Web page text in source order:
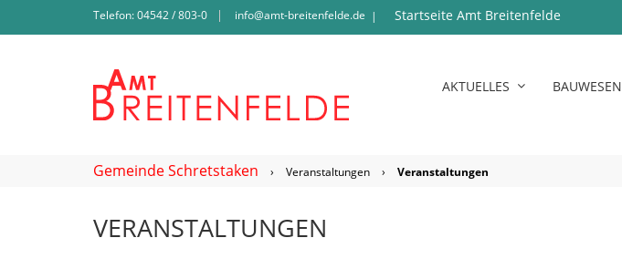
Telefon: 04542 / 803-0 info@amt-breitenfelde.de | Startseite Amt Breitenfelde
AKTUELLES BAUWESEN
Gemeinde Schretstaken › Veranstaltungen › Veranstaltungen
VERANSTALTUNGEN